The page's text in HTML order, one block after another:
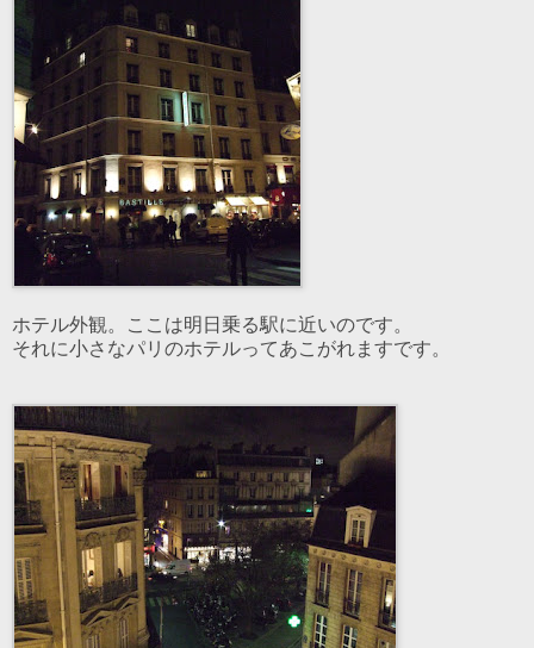
ホテル外観。ここは明日乗る駅に近いのです。
それに小さなパリのホテルってあこがれますです。